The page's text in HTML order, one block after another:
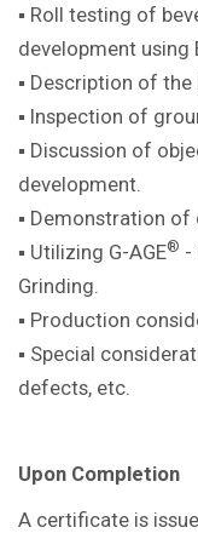
▪ Roll testing of
development using
▪ Description of the
▪ Inspection of
▪ Discussion of
development.
▪ Demonstration
▪ Utilizing G-AGE® -
Grinding.
▪ Production
▪ Special
defects, etc.
Upon Completion
A certificate is